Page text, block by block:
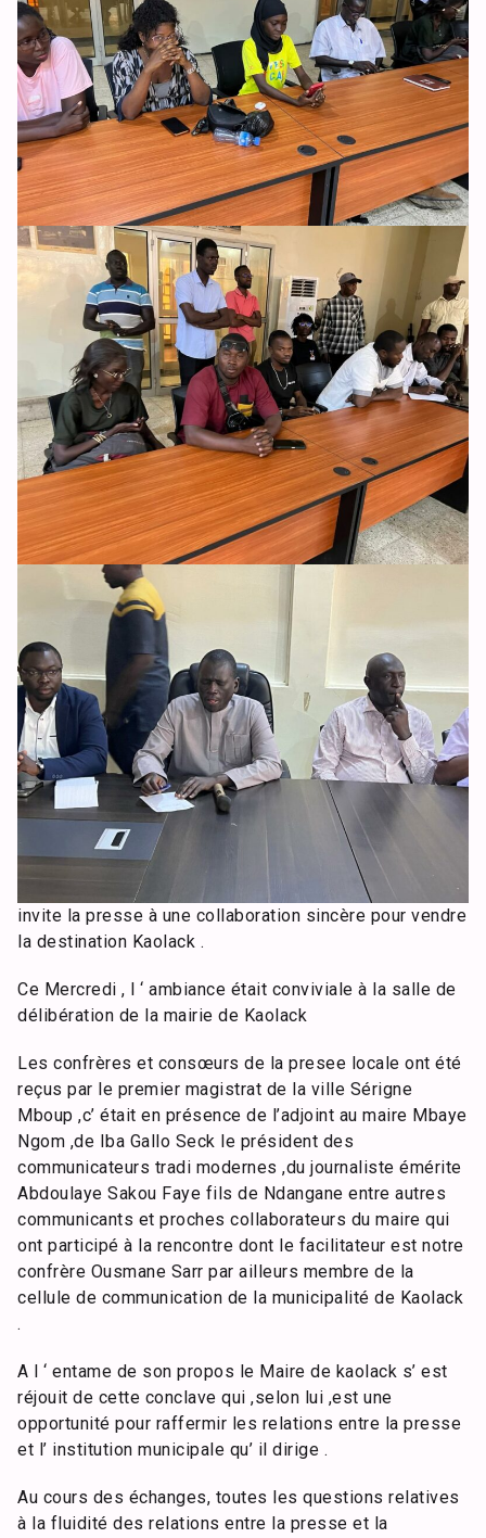
invite la presse à une collaboration sincère pour vendre
la destination Kaolack .
Ce Mercredi , l ‘ ambiance était conviviale à la salle de
délibération de la mairie de Kaolack
Les confrères et consœurs de la presee locale ont été
reçus par le premier magistrat de la ville Sérigne
Mboup ,c’ était en présence de l’adjoint au maire Mbaye
Ngom ,de Iba Gallo Seck le président des
communicateurs tradi modernes ,du journaliste émérite
Abdoulaye Sakou Faye fils de Ndangane entre autres
communicants et proches collaborateurs du maire qui
ont participé à la rencontre dont le facilitateur est notre
confrère Ousmane Sarr par ailleurs membre de la
cellule de communication de la municipalité de Kaolack
.
A l ‘ entame de son propos le Maire de kaolack s’ est
réjouit de cette conclave qui ,selon lui ,est une
opportunité pour raffermir les relations entre la presse
et l’ institution municipale qu’ il dirige .
Au cours des échanges, toutes les questions relatives
à la fluidité des relations entre la presse et la